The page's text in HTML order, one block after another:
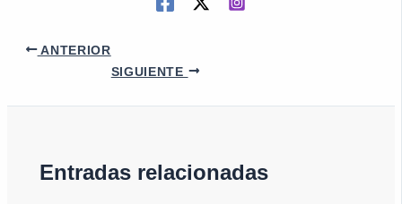
ANTERIOR
SIGUIENTE
Entradas relacionadas